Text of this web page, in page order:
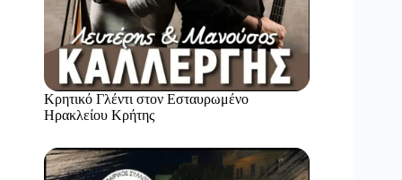
Κρητικό Γλέντι στον Εσταυρωμένο
Ηρακλείου Κρήτης